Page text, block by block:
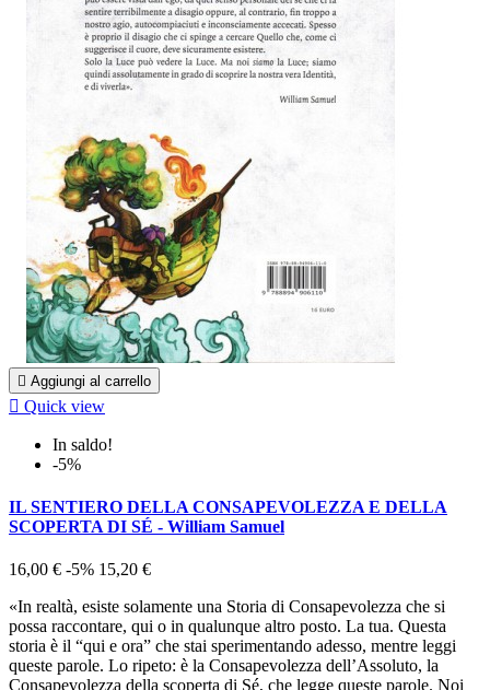
 Aggiungi al carrello
 Quick view
In saldo!
-5%
IL SENTIERO DELLA CONSAPEVOLEZZA E DELLA
SCOPERTA DI SÉ - William Samuel
16,00 € -5% 15,20 €
«In realtà, esiste solamente una Storia di Consapevolezza che si
possa raccontare, qui o in qualunque altro posto. La tua. Questa
storia è il “qui e ora” che stai sperimentando adesso, mentre leggi
queste parole. Lo ripeto: è la Consapevolezza dell’Assoluto, la
Consapevolezza della scoperta di Sé, che legge queste parole. Noi